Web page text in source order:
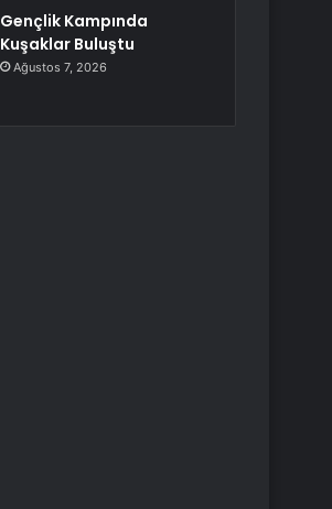
Gençlik Kampında
Kuşaklar Buluştu
Ağustos 7, 2026